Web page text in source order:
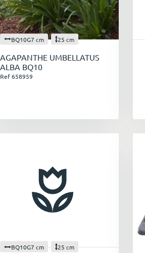
BQ10G7 cm 25 cm
AGAPANTHE UMBELLATUS
ALBA BQ10
Ref 658959
BQ10G7 cm 25 cm